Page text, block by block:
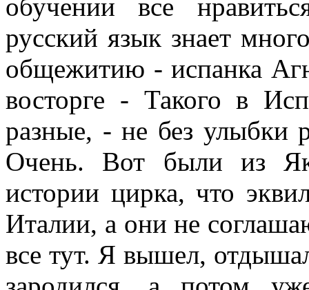
обучении все
русский язык знает
общежитию - испанка
восторге - Такого в
разные, - не без улыбки
Очень. Вот были из
истории цирка, что
Италии, а они не
все тут. Я вышел,